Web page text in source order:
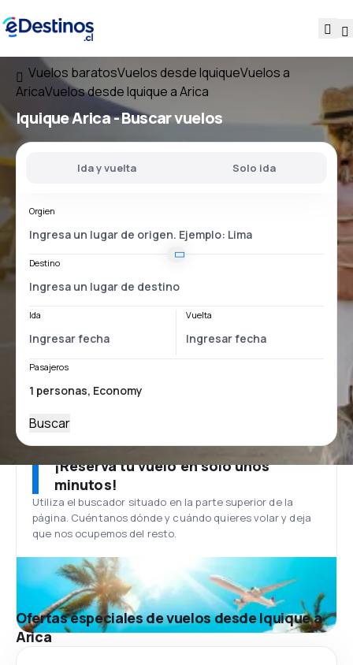
Vuelos baratosVuelos desde IquiqueVuelos a
AricaVuelos desde Iquique a Arica
Iquique Arica- Buscar vuelos
Ida y vuelta Solo ida
Orgien
Destino
Ida Vuelta
Pasajeros
Buscar
¡Reserva tu vuelo en solo unos
minutos!
Utiliza el buscador situado en la parte superior de la
página. Cuéntanos dónde y cuándo quieres volar y deja
que nos ocupemos del resto.
Ofertas especiales de vuelos desde Iquique a
Arica